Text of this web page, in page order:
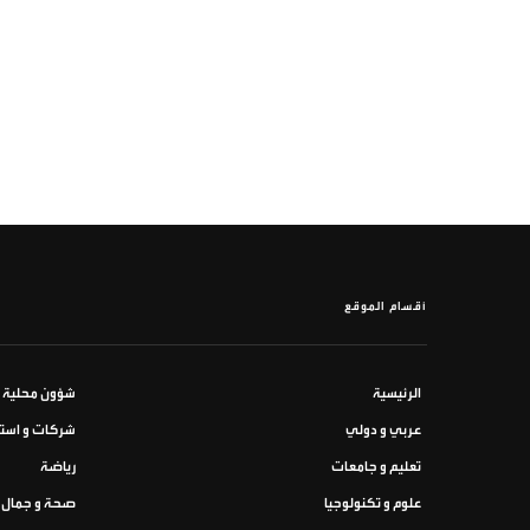
أقسام الموقع
الرئيسية شؤون محلية
عربي و دولي شركات و
تعليم و جامعات رياضة
علوم و تكنولوجيا صحة و جمال